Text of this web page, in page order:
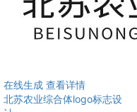
在线生成 查看详情
北苏农业综合体logo标志设